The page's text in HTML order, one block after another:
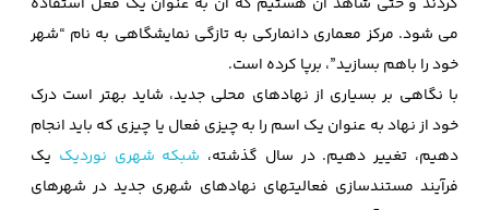
می شود. مرکز معماری دانمارکی به تازگی نمایشگاهی به نام “شهر
خود را باهم بسازید”، برپا کرده است.
با نگاهی بر بسیاری از نهادهای محلی جدید، شاید بهتر است درک
خود از نهاد به عنوان یک اسم را به چیزی فعال یا چیزی که باید انجام
دهیم، تغییر دهیم. در سال گذشته، شبکه شهری نوردیک یک
فرآیند مستندسازی فعالیتهای نهادهای شهری جدید در شهرهای